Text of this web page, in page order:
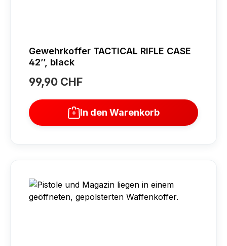
Gewehrkoffer TACTICAL RIFLE CASE
42’’, black
Regulärer Preis:
99,90 CHF
In den Warenkorb